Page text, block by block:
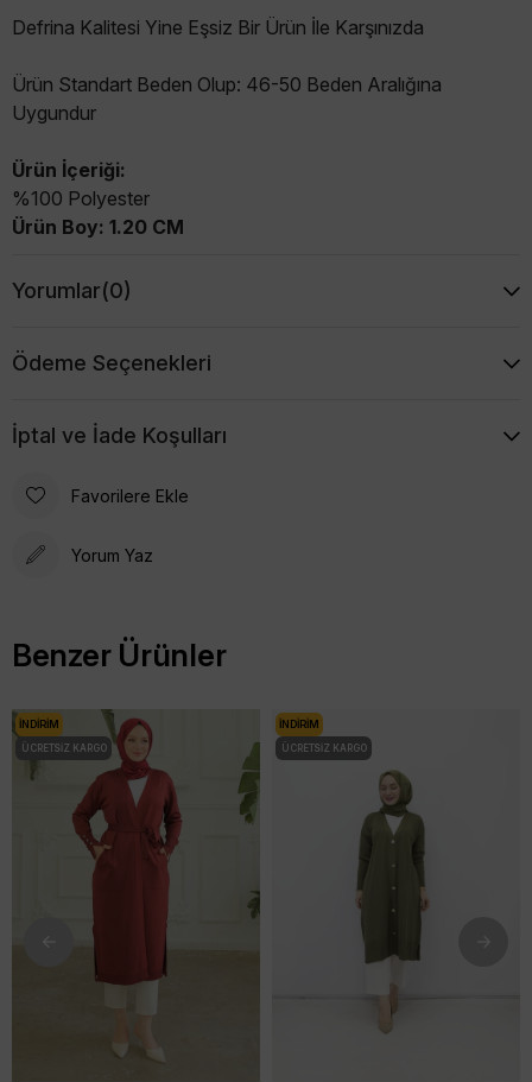
Defrina Kalitesi Yine Eşsiz Bir Ürün İle Karşınızda
Ürün Standart Beden Olup: 46-50 Beden Aralığına
Uygundur
Ürün İçeriği:
%100 Polyester
Ürün Boy: 1.20 CM
Yorumlar(0)
Ödeme Seçenekleri
İptal ve İade Koşulları
Favorilere Ekle
Yorum Yaz
Benzer Ürünler
İNDIRIM
ÜCRETSIZ KARGO
İNDIRIM
ÜCRETSIZ KARGO